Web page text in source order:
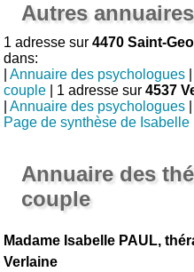
Autres
1 adresse sur4470 Saint-
dans:
|Annuaire des psychologues
couple | 1 adresse sur4537
|Annuaire des psychologues
Page de synthèse de Isabelle
Annuaire des
couple
Madame Isabelle PAUL,
Verlaine